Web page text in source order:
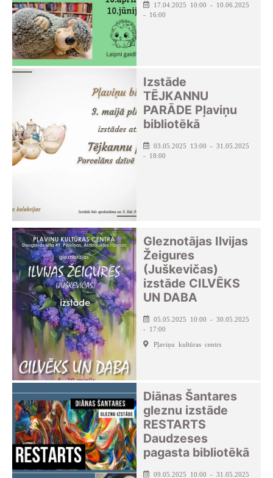
17.04.2025 10:00 - 10.06.2025
- 16:00
Izstāde
TĒJKANNU
PARĀDE Pļaviņu
bibliotēkā
03.05.2025 13:00 - 31.05.2025
- 18:00
Gleznotājas Ilvijas
Žeigures
(Juškevičas)
izstāde CILVĒKS
UN DABA
05.05.2025 10:00 - 30.05.2025
- 17:00
Pļaviņu kultūras centrs
Diānas Šantares
gleznu izstāde
RESTARTS
Daudzeses
pagasta bibliotēkā
09.05.2025 10:00 - 31.05.2025